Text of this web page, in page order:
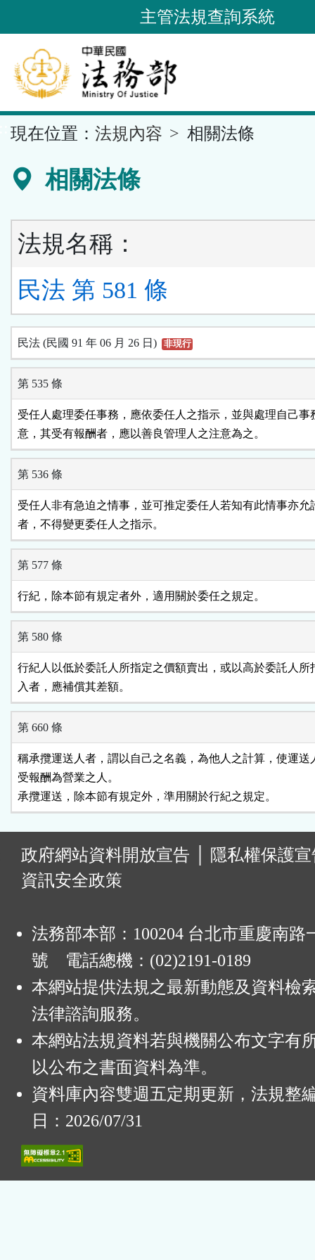
到
要
內
容
區
主管法規查詢系統
現在位置： 法規內容 相關法條
相關法條
法規名稱：
民法 第 581 條
民法 (民國 91 年 06 月 26 日) 非現行
第 535 條
受任人處理委任事務，應依委任人之指示，並與處理自己事
意，其受有報酬者，應以善良管理人之注意為之。
第 536 條
受任人非有急迫之情事，並可推定委任人若知有此情事亦允
者，不得變更委任人之指示。
第 577 條
行紀，除本節有規定者外，適用關於委任之規定。
第 580 條
行紀人以低於委託人所指定之價額賣出，或以高於委託人所
入者，應補償其差額。
第 660 條
稱承攬運送人者，謂以自己之名義，為他人之計算，使運送
受報酬為營業之人。
承攬運送，除本節有規定外，準用關於行紀之規定。
政府網站資料開放宣告
隱私權保護
資訊安全政策
法務部本部：100204 台北市重慶南路
號 電話總機：(02)2191-0189
本網站提供法規之最新動態及資料檢
法律諮詢服務。
本網站法規資料若與機關公布文字有
以公布之書面資料為準。
資料庫內容雙週五定期更新，法規整
日：2026/07/31